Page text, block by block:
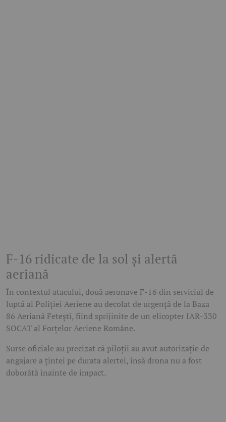
F-16 ridicate de la sol și alertă
aeriană
În contextul atacului, două aeronave F-16 din serviciul de
luptă al Poliției Aeriene au decolat de urgență de la Baza
86 Aeriană Fetești, fiind sprijinite de un elicopter IAR-330
SOCAT al Forțelor Aeriene Române.
Surse oficiale au precizat că piloții au avut autorizație de
angajare a țintei pe durata alertei, însă drona nu a fost
doborâtă înainte de impact.